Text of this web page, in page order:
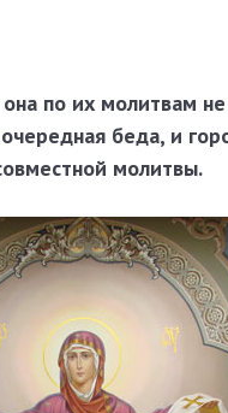
по их молитвам не
беда, и
молитвы.